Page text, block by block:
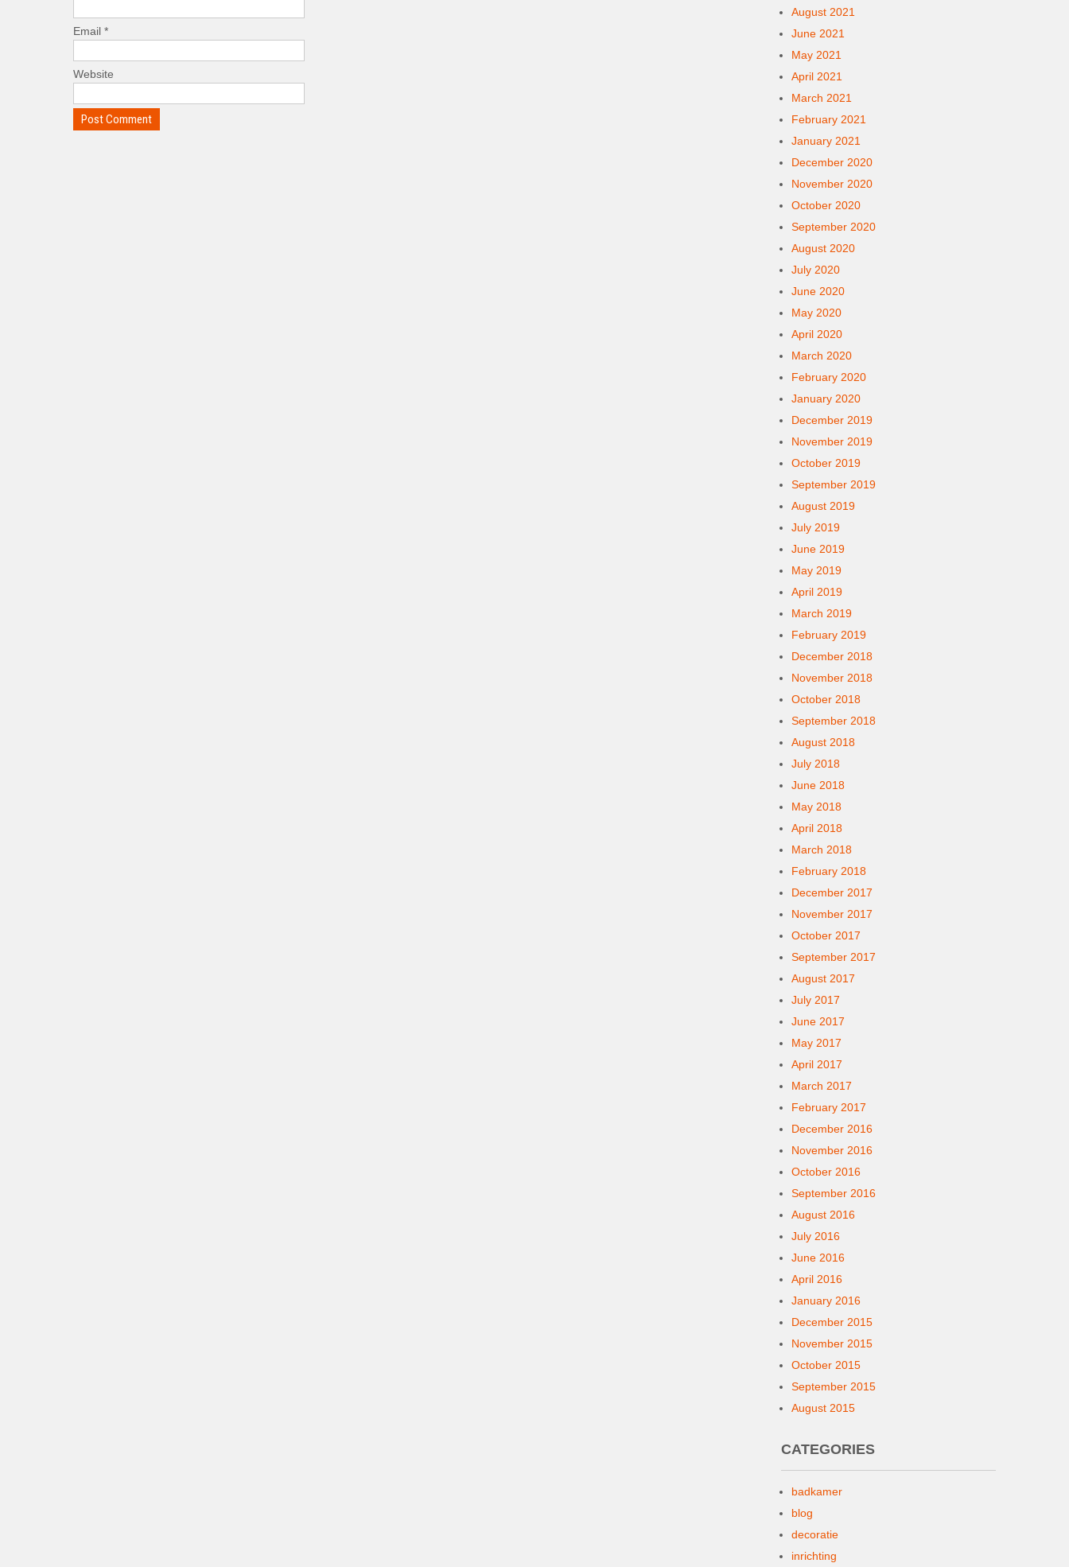
Email *
Website
August 2021
June 2021
May 2021
April 2021
March 2021
February 2021
January 2021
December 2020
November 2020
October 2020
September 2020
August 2020
July 2020
June 2020
May 2020
April 2020
March 2020
February 2020
January 2020
December 2019
November 2019
October 2019
September 2019
August 2019
July 2019
June 2019
May 2019
April 2019
March 2019
February 2019
December 2018
November 2018
October 2018
September 2018
August 2018
July 2018
June 2018
May 2018
April 2018
March 2018
February 2018
December 2017
November 2017
October 2017
September 2017
August 2017
July 2017
June 2017
May 2017
April 2017
March 2017
February 2017
December 2016
November 2016
October 2016
September 2016
August 2016
July 2016
June 2016
April 2016
January 2016
December 2015
November 2015
October 2015
September 2015
August 2015
CATEGORIES
badkamer
blog
decoratie
inrichting